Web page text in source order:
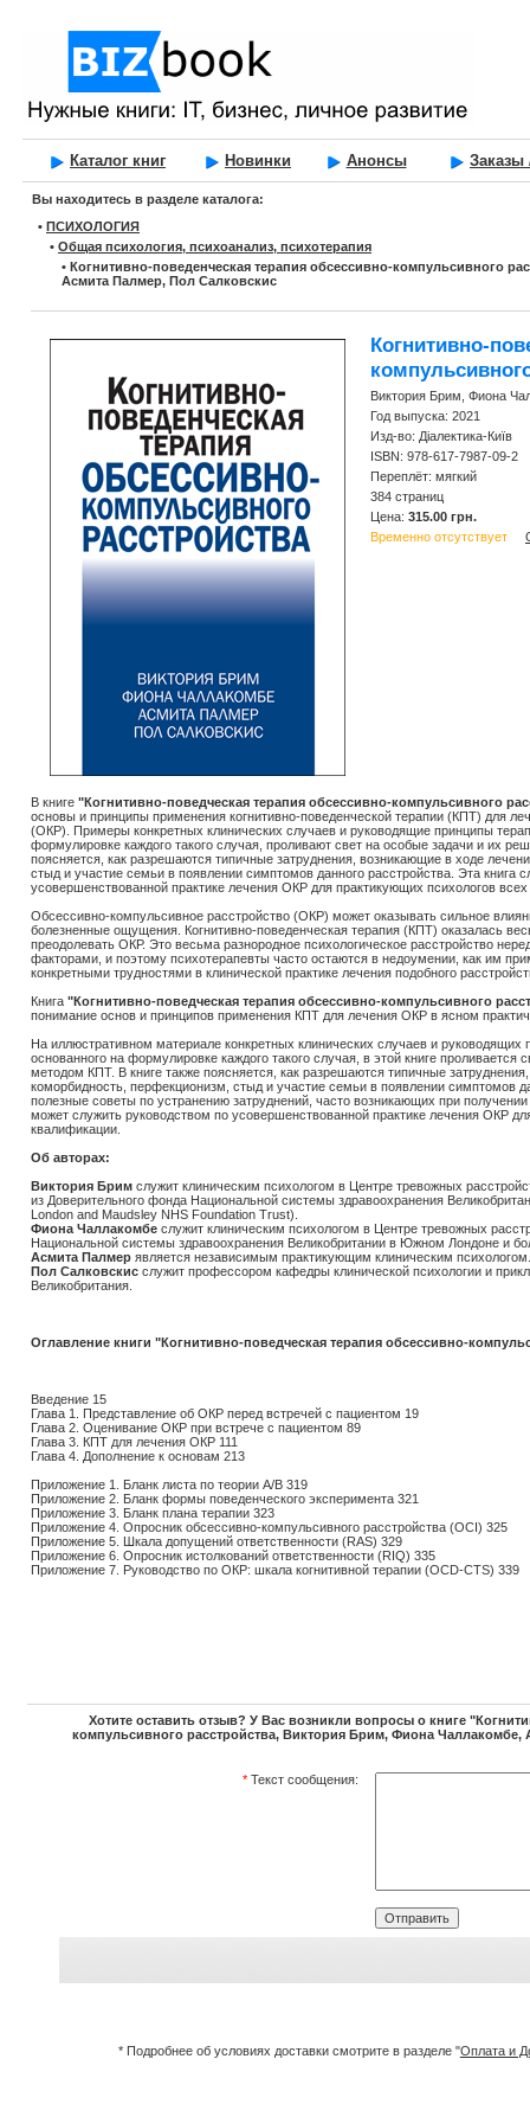
Каталог книг Новинки Анонсы Заказы
Вы находитесь в разделе каталога:
• ПСИХОЛОГИЯ
• Общая психология, психоанализ, психотерапия
• Когнитивно-поведенческая терапия обсессивно-компульсивного
Асмита Палмер, Пол Салковскис
Когнитивно-
Виктория Брим, Фиона
Год выпуска: 2021
Изд-во: Діалектика-Київ
ISBN: 978-617-7987-09-2
Переплёт: мягкий
384 страниц
Цена: 315.00 грн.
Временно отсутствует
В книге "Когнитивно-поведческая терапия обсессивно-компульсивного
основы и принципы применения когнитивно-поведенческой терапии (КПТ) для
(ОКР). Примеры конкретных клинических случаев и руководящие принципы
формулировке каждого такого случая, проливают свет на особые задачи и их
поясняется, как разрешаются типичные затруднения, возникающие в ходе
стыд и участие семьи в появлении симптомов данного расстройства. Эта книга
усовершенствованной практике лечения ОКР для практикующих психологов
Обсессивно-компульсивное расстройство (ОКР) может оказывать сильное
болезненные ощущения. Когнитивно-поведенческая терапия (КПТ) оказалась
преодолевать ОКР. Это весьма разнородное психологическое расстройство
факторами, и поэтому психотерапевты часто остаются в недоумении, как им
конкретными трудностями в клинической практике лечения подобного
Книга "Когнитивно-поведческая терапия обсессивно-компульсивного
понимание основ и принципов применения КПТ для лечения ОКР в ясном
На иллюстративном материале конкретных клинических случаев и руководящих
основанного на формулировке каждого такого случая, в этой книге
методом КПТ. В книге также поясняется, как разрешаются типичные
коморбидность, перфекционизм, стыд и участие семьи в появлении симптомов
полезные советы по устранению затруднений, часто возникающих при
может служить руководством по усовершенствованной практике лечения ОКР
квалификации.
Об авторах:
Виктория Брим служит клиническим психологом в Центре тревожных
из Доверительного фонда Национальной системы здравоохранения
London and Maudsley NHS Foundation Trust).
Фиона Чаллакомбе служит клиническим психологом в Центре тревожных
Национальной системы здравоохранения Великобритании в Южном Лондоне и
Асмита Палмер является независимым практикующим клиническим психологом.
Пол Салковскис служит профессором кафедры клинической психологии и
Великобритания.
Оглавление книги "Когнитивно-поведческая терапия обсессивно-
Введение 15
Глава 1. Представление об ОКР перед встречей с пациентом 19
Глава 2. Оценивание ОКР при встрече с пациентом 89
Глава 3. КПТ для лечения ОКР 111
Глава 4. Дополнение к основам 213
Приложение 1. Бланк листа по теории A/B 319
Приложение 2. Бланк формы поведенческого эксперимента 321
Приложение 3. Бланк плана терапии 323
Приложение 4. Опросник обсессивно-компульсивного расстройства (OCI) 325
Приложение 5. Шкала допущений ответственности (RAS) 329
Приложение 6. Опросник истолкований ответственности (RIQ) 335
Приложение 7. Руководство по ОКР: шкала когнитивной терапии (OCD-CTS) 339
Хотите оставить отзыв? У Вас возникли вопросы о книге
компульсивного расстройства, Виктория Брим, Фиона
* Текст сообщения:
* Подробнее об условиях доставки смотрите в разделе "Оплата и